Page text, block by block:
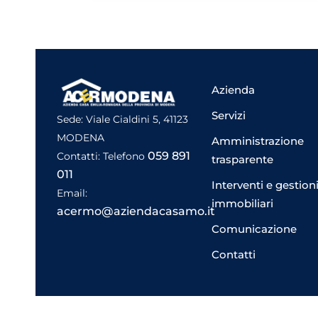
Sede: Viale Cialdini 5, 41123
MODENA
Contatti: Telefono 059 891
011
Email:
acermo@aziendacasamo.it
Azienda
Servizi
Amministrazione
trasparente
Interventi e gestioni
immobiliari
Comunicazione
Contatti